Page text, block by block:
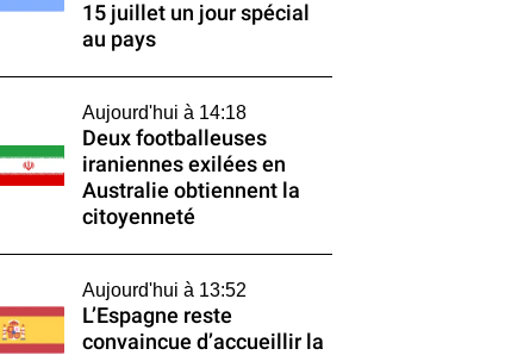
15 juillet un jour spécial
au pays
Aujourd'hui à 14:18
Deux footballeuses
iraniennes exilées en
Australie obtiennent la
citoyenneté
Aujourd'hui à 13:52
L’Espagne reste
convaincue d’accueillir la